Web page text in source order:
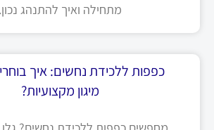
מתחילה ואיך להתנהג נכון.
כפפות ללכידת נחשים: איך
מיגון מקצועיות?